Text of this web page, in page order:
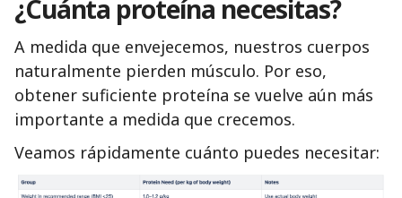
¿Cuánta proteína necesitas?
A medida que envejecemos, nuestros cuerpos
naturalmente pierden músculo. Por eso,
obtener suficiente proteína se vuelve aún más
importante a medida que crecemos.
Veamos rápidamente cuánto puedes necesitar: